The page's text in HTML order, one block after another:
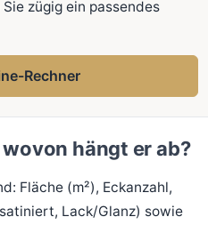
zügig ein passendes
Rechner
hängt er ab?
Fläche (m²), Eckanzahl,
Lack/Glanz) sowie